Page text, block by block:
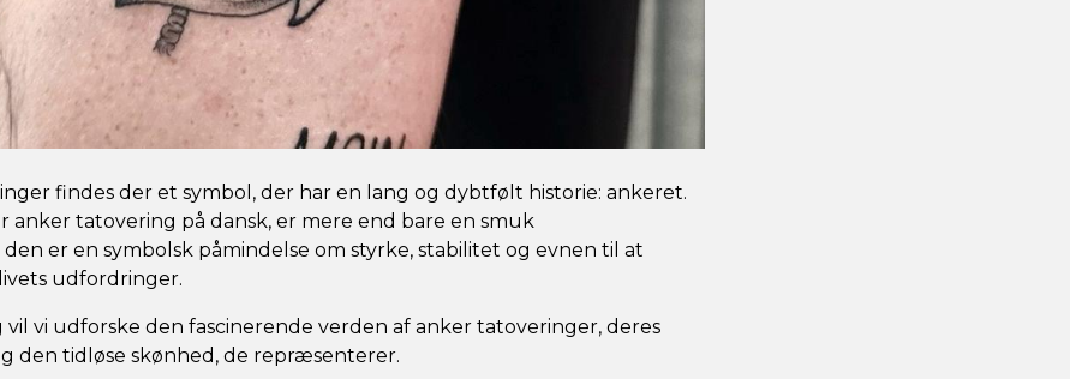
findes der et symbol, der har en lang og dybtfølt historie: ankeret.
anker tatovering på dansk, er mere end bare en smuk
er en symbolsk påmindelse om styrke, stabilitet og evnen til at
udfordringer.
vi udforske den fascinerende verden af anker tatoveringer, deres
den tidløse skønhed, de repræsenterer.